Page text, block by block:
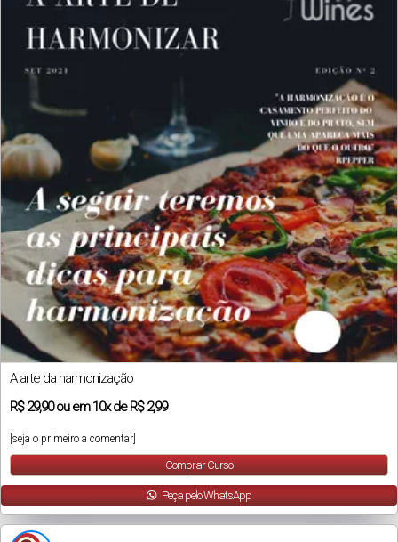
A arte da harmonização
R$29,90ou em10xdeR$ 2,99
[seja o primeiro a comentar]
Comprar Curso
Peça pelo WhatsApp